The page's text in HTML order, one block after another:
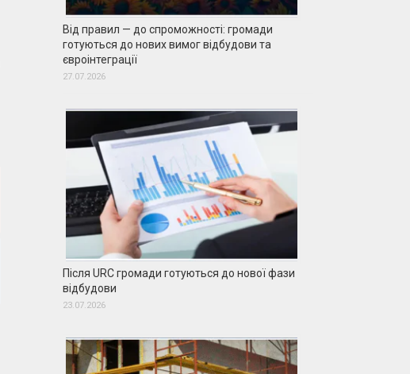
Від правил — до спроможності: громади
готуються до нових вимог відбудови та
євроінтеграції
27.07.2026
Після URC громади готуються до нової фази
відбудови
23.07.2026